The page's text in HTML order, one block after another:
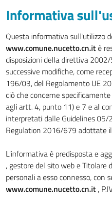
Informativa
Questa informativa sull'utilizzo
www.comune.nucetto.cn.itè
disposizioni della direttiva
successive modifiche, come
196/03, del Regolamento UE
ciò che concerne
agli artt. 4, punto 11) e 7 e al
interpretati dalle Guidelines
Regulation 2016/679 adottate
L'informativa è predisposta e
, gestore del sito web e
personali a esso connesso, con
www.comune.nucetto.cn.it,